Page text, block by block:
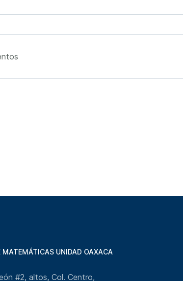
UNIDAD OAXACA
#2, altos, Col. Centro,